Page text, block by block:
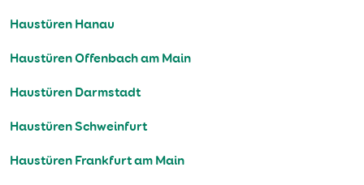
Haustüren Hanau
Haustüren Offenbach am Main
Haustüren Darmstadt
Haustüren Schweinfurt
Haustüren Frankfurt am Main